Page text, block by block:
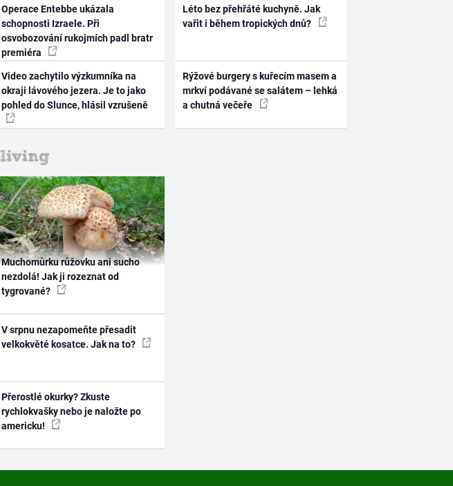
Operace Entebbe ukázala
schopnosti Izraele. Při
osvobozování rukojmích padl bratr
premiéra
Video zachytilo výzkumníka na
okraji lávového jezera. Je to jako
pohled do Slunce, hlásil vzrušeně
Léto bez přehřáté kuchyně. Jak
vařit i během tropických dnů?
Rýžové burgery s kuřecím masem a
mrkví podávané se salátem – lehká
a chutná večeře
Muchomůrku růžovku ani sucho
nezdolá! Jak ji rozeznat od
tygrované?
V srpnu nezapomeňte přesadit
velkokvěté kosatce. Jak na to?
Přerostlé okurky? Zkuste
rychlokvašky nebo je naložte po
americku!